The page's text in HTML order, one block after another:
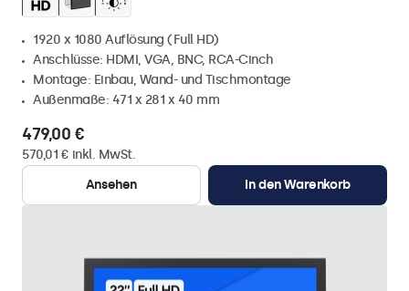
1920 x 1080 Auflösung (Full HD)
Anschlüsse: HDMI, VGA, BNC, RCA-Cinch
Montage: Einbau, Wand- und Tischmontage
Außenmaße: 471 x 281 x 40 mm
479,00 €
570,01 € inkl. MwSt.
Ansehen
In den Warenkorb